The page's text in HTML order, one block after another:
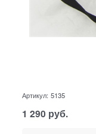
Артикул: 5135
1 290 руб.